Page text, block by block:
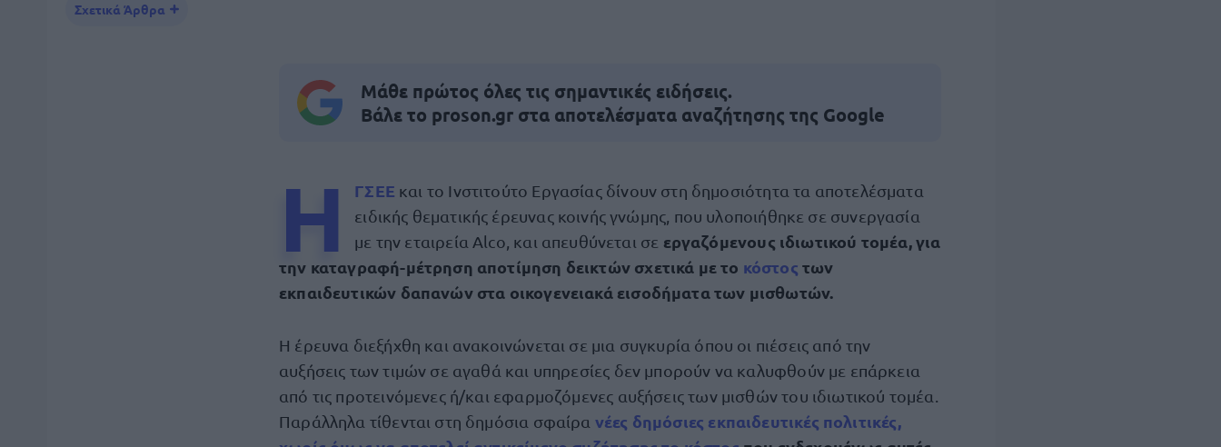
Σχετικά Άρθρα
Μάθε πρώτος όλες τις σημαντικές ειδήσεις.
Βάλε το proson.gr στα αποτελέσματα αναζήτησης της Google
Η ΓΣΕΕ και το Ινστιτούτο Εργασίας δίνουν στη δημοσιότητα τα αποτελέσματα
ειδικής θεματικής έρευνας κοινής γνώμης, που υλοποιήθηκε σε συνεργασία
με την εταιρεία Alco, και απευθύνεται σε εργαζόμενους ιδιωτικού τομέα, για
την καταγραφή-μέτρηση αποτίμηση δεικτών σχετικά με το κόστος των
εκπαιδευτικών δαπανών στα οικογενειακά εισοδήματα των μισθωτών.
Η έρευνα διεξήχθη και ανακοινώνεται σε μια συγκυρία όπου οι πιέσεις από την
αυξήσεις των τιμών σε αγαθά και υπηρεσίες δεν μπορούν να καλυφθούν με επάρκεια
από τις προτεινόμενες ή/και εφαρμοζόμενες αυξήσεις των μισθών του ιδιωτικού τομέα.
Παράλληλα τίθενται στη δημόσια σφαίρα νέες δημόσιες εκπαιδευτικές πολιτικές,